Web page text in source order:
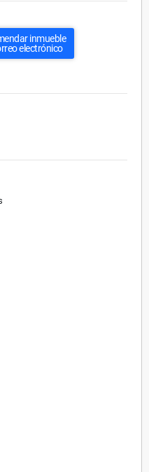
inmueble
electrónico